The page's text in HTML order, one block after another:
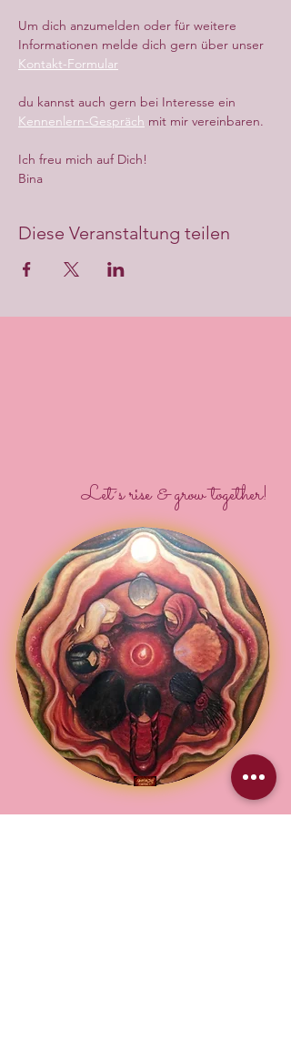
Um dich anzumelden oder für weitere
Informationen melde dich gern über unser
Kontakt-Formular
du kannst auch gern bei Interesse ein
Kennenlern-Gespräch mit mir vereinbaren.
Ich freu mich auf Dich!
Bina
Diese Veranstaltung teilen
Let´s rise & grow together!